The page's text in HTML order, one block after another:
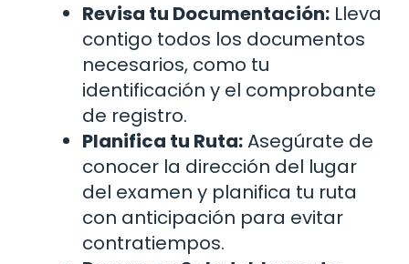
Revisa tu Documentación: Lleva
contigo todos los documentos
necesarios, como tu
identificación y el comprobante
de registro.
Planifica tu Ruta:Asegúrate de
conocer la dirección del lugar
del examen y planifica tu ruta
con anticipación para evitar
contratiempos.